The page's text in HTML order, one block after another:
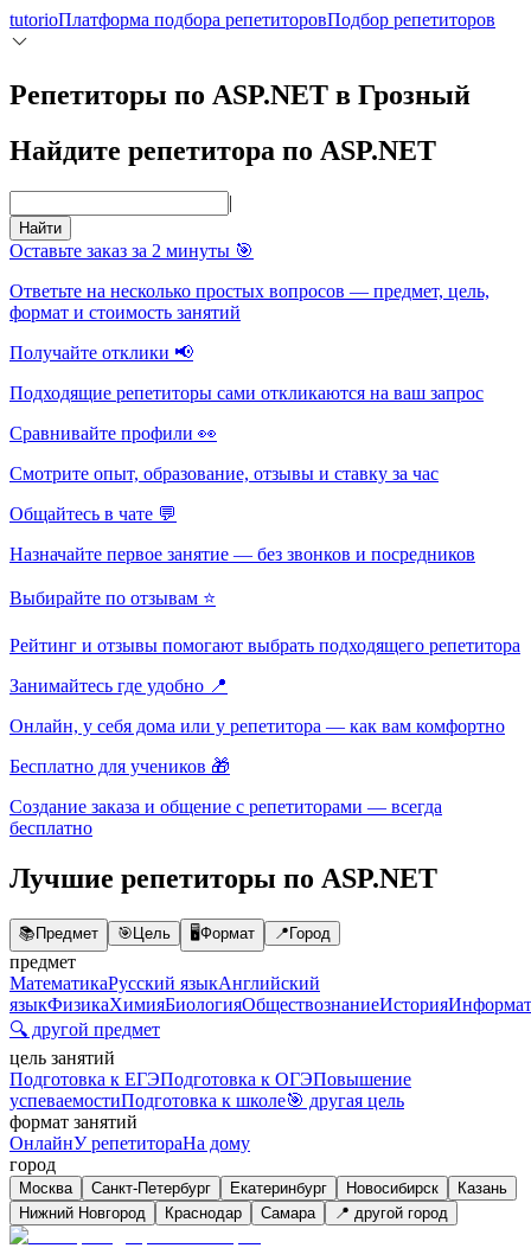
tutorioПлатформа подбора репетиторовПодбор репетиторов
Репетиторы по ASP.NET в Грозный
Найдите репетитора по ASP.NET
|
Найти
Оставьте заказ за 2 минуты 🎯
Ответьте на несколько простых вопросов — предмет, цель,
формат и стоимость занятий
Получайте отклики 📢
Подходящие репетиторы сами откликаются на ваш запрос
Сравнивайте профили 👀
Смотрите опыт, образование, отзывы и ставку за час
Общайтесь в чате 💬
Назначайте первое занятие — без звонков и посредников
Выбирайте по отзывам ⭐
Рейтинг и отзывы помогают выбрать подходящего репетитора
Занимайтесь где удобно 📍
Онлайн, у себя дома или у репетитора — как вам комфортно
Бесплатно для учеников 🎁
Создание заказа и общение с репетиторами — всегда
бесплатно
Лучшие репетиторы по ASP.NET
📚Предмет 🎯Цель 🖥️Формат 📍Город
предмет
МатематикаРусский языкАнглийский
языкФизикаХимияБиологияОбществознаниеИстория
🔍 другой предмет
цель занятий
Подготовка к ЕГЭПодготовка к ОГЭПовышение
успеваемостиПодготовка к школе🎯 другая цель
формат занятий
ОнлайнУ репетитораНа дому
город
Москва Санкт-Петербург Екатеринбург Новосибирск
Казань
Нижний Новгород
Краснодар Самара 📍 другой город